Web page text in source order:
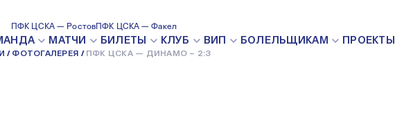
ПФК ЦСКА — РостовПФК ЦСКА — Факел
МАТЧИ БИЛЕТЫ КЛУБ ВИП БОЛЕЛЬЩИКАМ ПРОЕКТЫ
ФОТОГАЛЕРЕЯ ПФК ЦСКА — ДИНАМО – 2:3
26 НОЯБРЯ 2023